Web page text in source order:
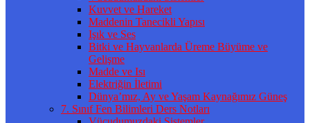
Kuvvet ve Hareket
Maddenin Tanecikli Yapısı
Işık ve Ses
Bitki ve Hayvanlarda Üreme Büyüme ve
Gelişme
Madde ve Isı
Elektriğin İletimi
Dünya’mız, Ay ve Yaşam Kaynağımız Güneş
7. Sınıf Fen Bilimleri Ders Notları